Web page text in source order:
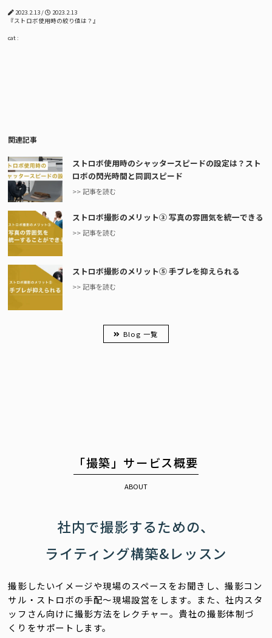
2023.2.13 /
2023.2.13
『ストロボ使用時の絞り値は？』
cat :
関連記事
ストロボ使用時のシャッタースピードの設定は？スト
ロボの閃光時間と同調スピード
>> 記事を読む
ストロボ撮影のメリット③ 写真の雰囲気を統一できる
>> 記事を読む
ストロボ撮影のメリット⑤ 手ブレを抑えられる
>> 記事を読む
Blog 一覧
「撮築」サービス概要
ABOUT
社内で撮影するための、
ライティング構築&レッスン
撮影したいイメージや現場のスペースをお聞きし、撮影コン
サル・ストロボの手配〜現場設営をします。 また、社内スタ
ッフさん向けに撮影方法をレクチャー。貴社の撮影体制づ
くりをサポートします。